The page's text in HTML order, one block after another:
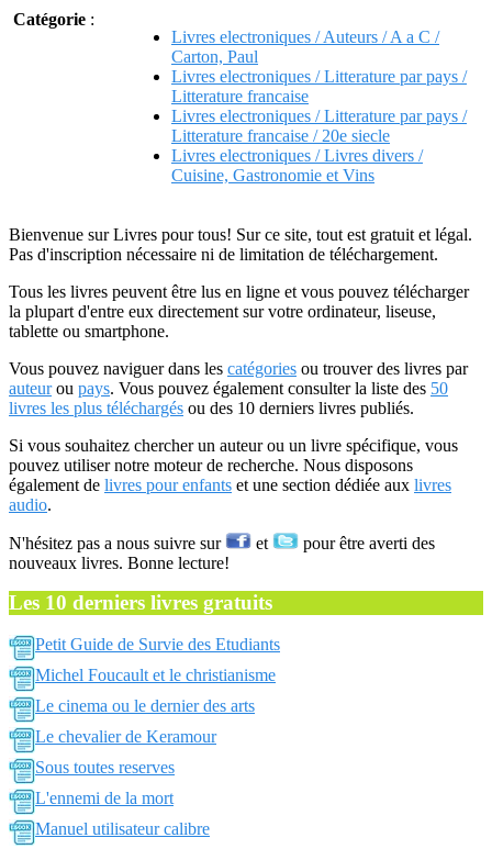
Catégorie :
Livres electroniques / Auteurs / A a C /
Carton, Paul
Livres electroniques / Litterature par pays /
Litterature francaise
Livres electroniques / Litterature par pays /
Litterature francaise / 20e siecle
Livres electroniques / Livres divers /
Cuisine, Gastronomie et Vins
Bienvenue sur Livres pour tous! Sur ce site, tout est gratuit et légal.
Pas d'inscription nécessaire ni de limitation de téléchargement.
Tous les livres peuvent être lus en ligne et vous pouvez télécharger
la plupart d'entre eux directement sur votre ordinateur, liseuse,
tablette ou smartphone.
Vous pouvez naviguer dans les catégories ou trouver des livres par
auteurou pays. Vous pouvez également consulter la liste des 50
livres les plus téléchargés ou des 10 derniers livres publiés.
Si vous souhaitez chercher un auteur ou un livre spécifique, vous
pouvez utiliser notre moteur de recherche. Nous disposons
également de livres pour enfants et une section dédiée aux livres
audio.
N'hésitez pas a nous suivre sur et
pour être averti des
nouveaux livres. Bonne lecture!
Les 10 derniers livres gratuits
Petit Guide de Survie des Etudiants
Michel Foucault et le christianisme
Le cinema ou le dernier des arts
Le chevalier de Keramour
Sous toutes reserves
L'ennemi de la mort
Manuel utilisateur calibre